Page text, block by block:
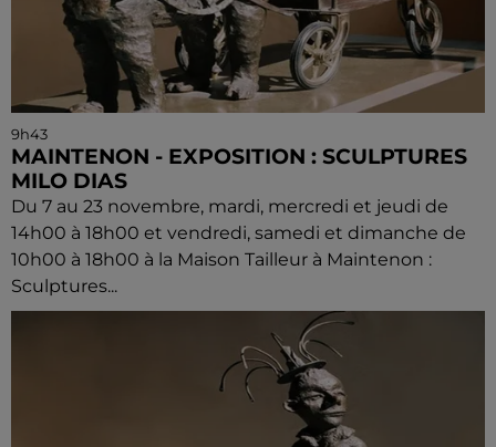
9h43
MAINTENON - EXPOSITION : SCULPTURES
MILO DIAS
Du 7 au 23 novembre, mardi, mercredi et jeudi de
14h00 à 18h00 et vendredi, samedi et dimanche de
10h00 à 18h00 à la Maison Tailleur à Maintenon :
Sculptures...